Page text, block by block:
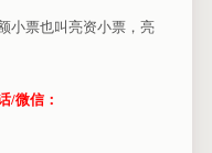
小票也叫亮资小票，亮
/微信：